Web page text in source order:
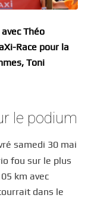
Théo
Race pour la
Toni
le podium
samedi 30 mai
fou sur le plus
km avec
dans le